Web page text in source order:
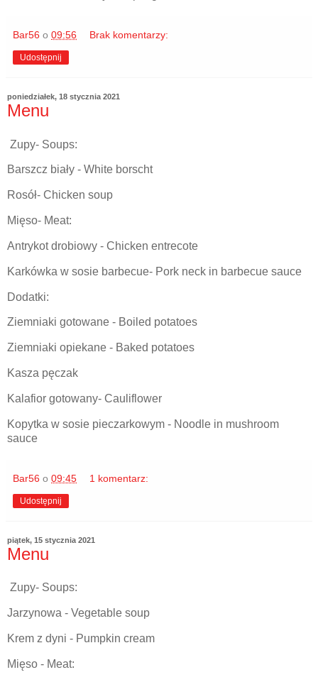
Bar56 o 09:56 Brak komentarzy:
Udostępnij
poniedziałek, 18 stycznia 2021
Menu
Zupy- Soups:
Barszcz biały - White borscht
Rosół- Chicken soup
Mięso- Meat:
Antrykot drobiowy - Chicken entrecote
Karkówka w sosie barbecue- Pork neck in barbecue sauce
Dodatki:
Ziemniaki gotowane - Boiled potatoes
Ziemniaki opiekane - Baked potatoes
Kasza pęczak
Kalafior gotowany- Cauliflower
Kopytka w sosie pieczarkowym - Noodle in mushroom
sauce
Bar56 o 09:45 1 komentarz:
Udostępnij
piątek, 15 stycznia 2021
Menu
Zupy- Soups:
Jarzynowa - Vegetable soup
Krem z dyni - Pumpkin cream
Mięso - Meat: